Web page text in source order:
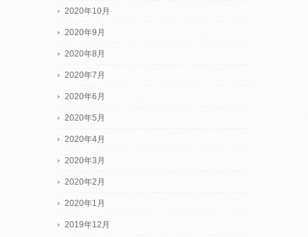
2020年10月
2020年9月
2020年8月
2020年7月
2020年6月
2020年5月
2020年4月
2020年3月
2020年2月
2020年1月
2019年12月